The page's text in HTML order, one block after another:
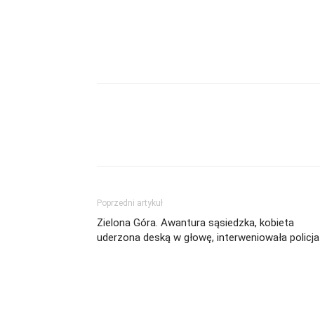
Poprzedni artykuł
Zielona Góra. Awantura sąsiedzka, kobieta
uderzona deską w głowę, interweniowała policja